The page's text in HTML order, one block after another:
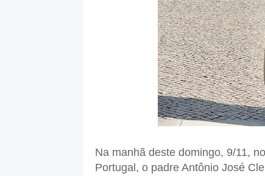
Na manhã deste domingo, 9/11,
Portugal, o padre Antônio José